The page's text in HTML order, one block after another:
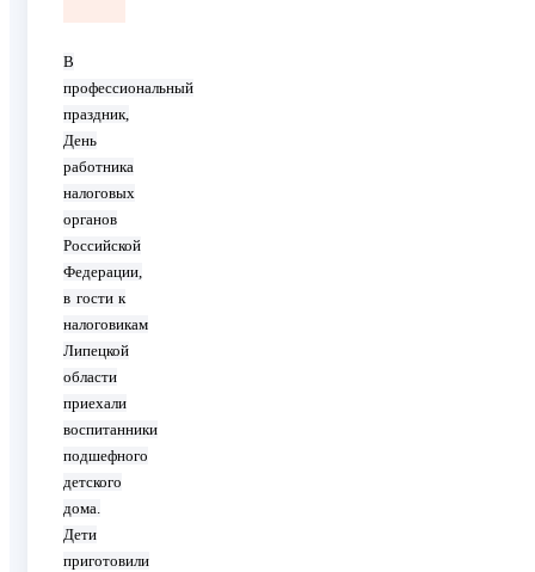
В
профессиональный
праздник,
День
работника
налоговых
органов
Российской
Федерации,
в гости к
налоговикам
Липецкой
области
приехали
воспитанники
подшефного
детского
дома.
Дети
приготовили